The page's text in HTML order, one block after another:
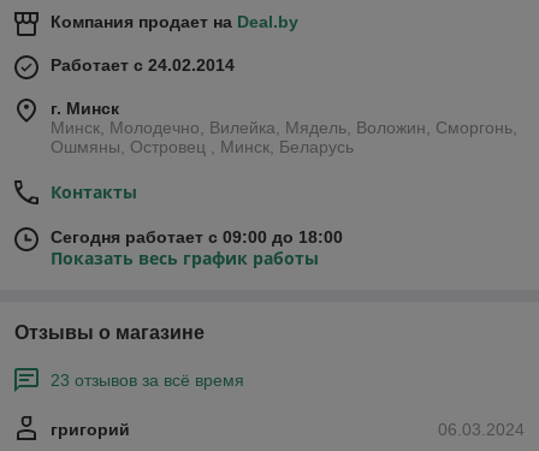
Компания продает на Deal.by
Работает с 24.02.2014
г. Минск
Минск, Молодечно, Вилейка, Мядель, Воложин, Сморгонь,
Ошмяны, Островец , Минск, Беларусь
Контакты
Сегодня работает с 09:00 до 18:00
Показать весь график работы
Отзывы о магазине
23 отзывов за всё время
06.03.2024
григорий